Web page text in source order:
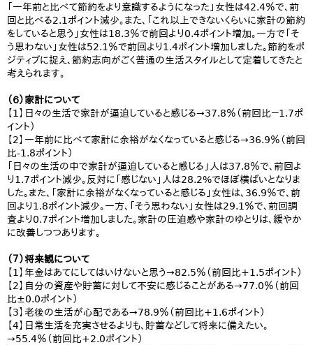
「一年前と比べて節約をより意識するようになった」女性は42.4％で、前
回と比べる2.1ポイント減少。また、「これ以上できないくらいに家計の節約
をしていると思う」女性は18.3％で前回より0.4ポイント増加。一方で「そ
う思わない」女性は52.1％で前回より1.4ポイント増加しました。節約をポ
ジティブに捉え、節約志向がごく普通の生活スタイルとして定着してきたと
考えられます。
（６）家計について
【1】日々の生活で家計が逼迫していると感じる→37.8％（前回比－1.7ポ
イント）
【2】一年前に比べて家計に余裕がなくなっていると感じる→36.9％（前回
比-1.8ポイント）
「日々の生活の中で家計が逼迫していると感じる」人は37.8％で、前回よ
り1.7ポイント減少。反対に「感じない」人は28.2%でほぼ横ばいとなりま
した。また、「家計に余裕がなくなっていると感じる」女性は、36.9％で、前
回より1.8ポイント減少。一方、「そう思わない」女性は29.1％で、前回調
査より0.7ポイント増加しました。家計の圧迫感や家計のゆとりは、緩やか
に改善しつつあります。
（７）将来観について
【1】年金はあてにしてはいけないと思う→82.5％（前回比+1.5ポイント）
【2】自分の資産や貯蓄に対して不安に感じることがある→77.0％（前回
比±0.0ポイント）
【3】老後の生活が心配である→78.9％（前回比+1.6ポイント）
【4】日常生活を充実させるよりも、貯蓄などして将来に備えたい。
→55.4％（前回比+2.0ポイント）